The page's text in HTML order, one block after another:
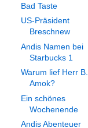
Bad Taste
US-Präsident
Breschnew
Andis Namen bei
Starbucks 1
Warum lief Herr B.
Amok?
Ein schönes
Wochenende
Andis Abenteuer